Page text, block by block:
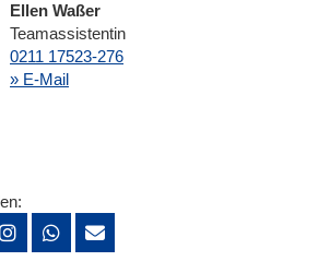
Ellen Waßer
Teamassistentin
0211 17523-276
» E-Mail